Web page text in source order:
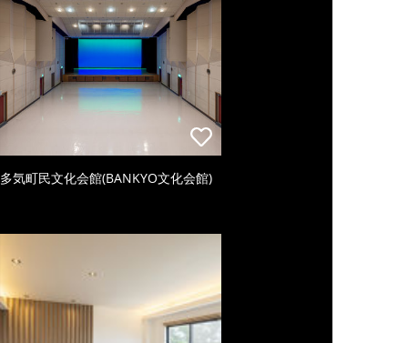
多気町民文化会館(BANKYO文化会館)